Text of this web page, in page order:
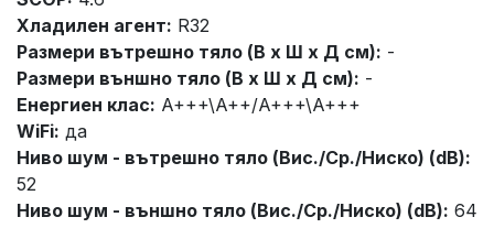
Хладилен агент: R32
Размери вътрешно тяло (В x Ш x Д см): -
Размери външно тяло (В x Ш x Д см): -
Енергиен клас: A+++\A++/A+++\A+++
WiFi: да
Ниво шум - вътрешно тяло (Вис./Ср./Ниско) (dB):
52
Ниво шум - външно тяло (Вис./Ср./Ниско) (dB): 64